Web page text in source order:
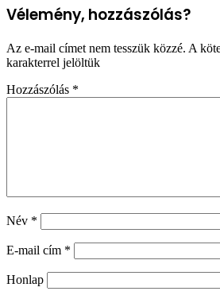
Vélemény, hozzászólás?
Az e-mail címet nem tesszük közzé. A
karakterrel jelöltük
Hozzászólás *
Név *
E-mail cím *
Honlap